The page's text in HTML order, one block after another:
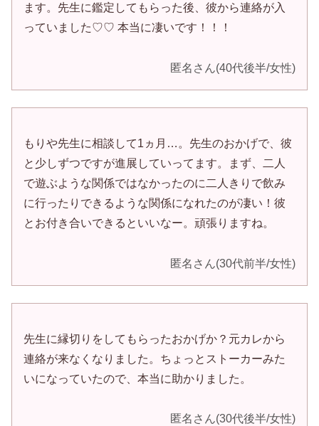
ます。先生に鑑定してもらった後、彼から連絡が入
っていました♡♡ 本当に凄いです！！！
匿名さん(40代後半/女性)
もりや先生に相談して1ヵ月…。先生のおかげで、彼
と少しずつですが進展していってます。まず、二人
で遊ぶような関係ではなかったのに二人きりで飲み
に行ったりできるような関係になれたのが凄い！彼
とお付き合いできるといいなー。頑張りますね。
匿名さん(30代前半/女性)
先生に縁切りをしてもらったおかげか？元カレから
連絡が来なくなりました。ちょっとストーカーみた
いになっていたので、本当に助かりました。
匿名さん(30代後半/女性)